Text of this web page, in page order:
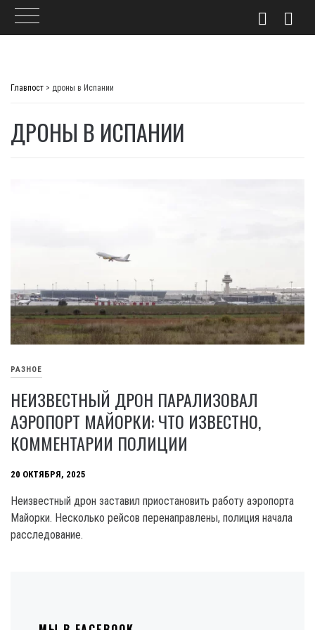
Главпост > дроны в Испании
ДРОНЫ В ИСПАНИИ
РАЗНОЕ
НЕИЗВЕСТНЫЙ ДРОН ПАРАЛИЗОВАЛ
АЭРОПОРТ МАЙОРКИ: ЧТО ИЗВЕСТНО,
КОММЕНТАРИИ ПОЛИЦИИ
20 ОКТЯБРЯ, 2025
Неизвестный дрон заставил приостановить работу аэропорта
Майорки. Несколько рейсов перенаправлены, полиция начала
расследование.